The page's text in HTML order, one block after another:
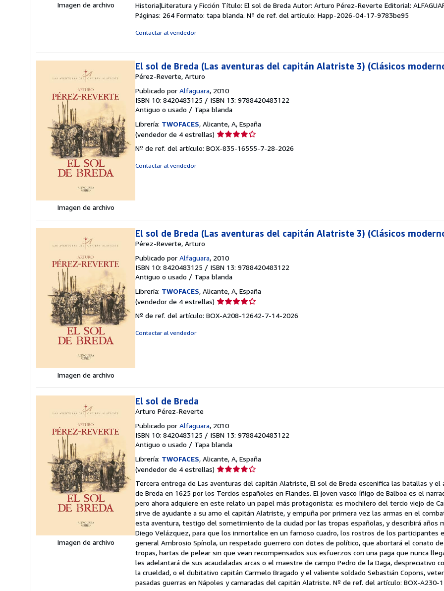
Imagen de archivo
Historia|Literatura y Ficción Título: El sol de Breda Autor: Arturo Pérez-Reverte Editorial:
Páginas: 264 Formato: tapa blanda. Nº de ref. del artículo: Happ-2026-04-17-9783be95
Contactar al vendedor
Imagen de archivo
El sol de Breda (Las aventuras del capitán Alatriste 3) (Clásicos
Pérez-Reverte, Arturo
Publicado por Alfaguara, 2010
ISBN 10: 8420483125 / ISBN 13: 9788420483122
Antiguo o usado / Tapa blanda
Librería: TWOFACES, Alicante, A, España
(vendedor de 4 estrellas) Calificación
vendedor:
Nº de ref. del artículo: BOX-835-16555-7-28-2026
Contactar al vendedor
Imagen de archivo
El sol de Breda (Las aventuras del capitán Alatriste 3) (Clásicos
Pérez-Reverte, Arturo
Publicado por Alfaguara, 2010
ISBN 10: 8420483125 / ISBN 13: 9788420483122
Antiguo o usado / Tapa blanda
Librería: TWOFACES, Alicante, A, España
(vendedor de 4 estrellas) Calificación
vendedor:
Nº de ref. del artículo: BOX-A208-12642-7-14-2026
Contactar al vendedor
Imagen de archivo
El sol de Breda
Arturo Pérez-Reverte
Publicado por Alfaguara, 2010
ISBN 10: 8420483125 / ISBN 13: 9788420483122
Antiguo o usado / Tapa blanda
Librería: TWOFACES, Alicante, A, España
(vendedor de 4 estrellas) Calificación
vendedor:
4
de
5
estrellas
Tercera entrega de Las aventuras del capitán Alatriste, El sol de Breda escenifica las batallas y el
de Breda en 1625 por los Tercios españoles en Flandes. El joven vasco Íñigo de Balboa es el
pero ahora adquiere en este relato un papel más protagonista: es mochilero del tercio viejo de
sirve de ayudante a su amo el capitán Alatriste, y empuña por primera vez las armas en el
esta aventura, testigo del sometimiento de la ciudad por las tropas españolas, y describirá años
Diego Velázquez, para que los inmortalice en un famoso cuadro, los rostros de los participantes
general Ambrosio Spínola, un respetado guerrero con dotes de político, que abortará el conato
tropas, hartas de pelear sin que vean recompensados sus esfuerzos con una paga que nunca
les adelantará de sus acaudaladas arcas o el maestre de campo Pedro de la Daga, despreciativo
la crueldad, o el dubitativo capitán Carmelo Bragado y el valiente soldado Sebastián Copons,
pasadas guerras en Nápoles y camaradas del capitán Alatriste. Nº de ref. del artículo: BOX-A230-